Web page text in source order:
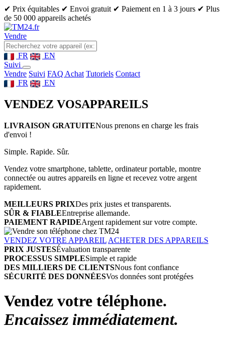
✔ Prix équitables ✔ Envoi gratuit ✔ Paiement en 1 à 3 jours ✔ Plus
de 50 000 appareils achetés
Vendre
FR
EN
Suivi
Vendre Suivi FAQ Achat Tutoriels Contact
FR
EN
VENDEZ VOSAPPAREILS
LIVRAISON GRATUITENous prenons en charge les frais
d'envoi !
Simple. Rapide. Sûr.
Vendez votre smartphone, tablette, ordinateur portable, montre
connectée ou autres appareils en ligne et recevez votre argent
rapidement.
MEILLEURS PRIXDes prix justes et transparents.
SÛR & FIABLEEntreprise allemande.
PAIEMENT RAPIDEArgent rapidement sur votre compte.
VENDEZ VOTRE APPAREIL ACHETER DES APPAREILS
PRIX JUSTESÉvaluation transparente
PROCESSUS SIMPLESimple et rapide
DES MILLIERS DE CLIENTSNous font confiance
SÉCURITÉ DES DONNÉESVos données sont protégées
Vendez votre téléphone.
Encaissez immédiatement.